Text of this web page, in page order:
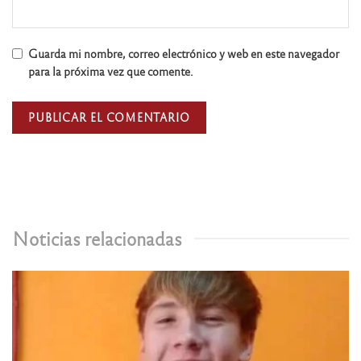
Noticias relacionadas
Guarda mi nombre, correo electrónico y web en este navegador
para la próxima vez que comente.